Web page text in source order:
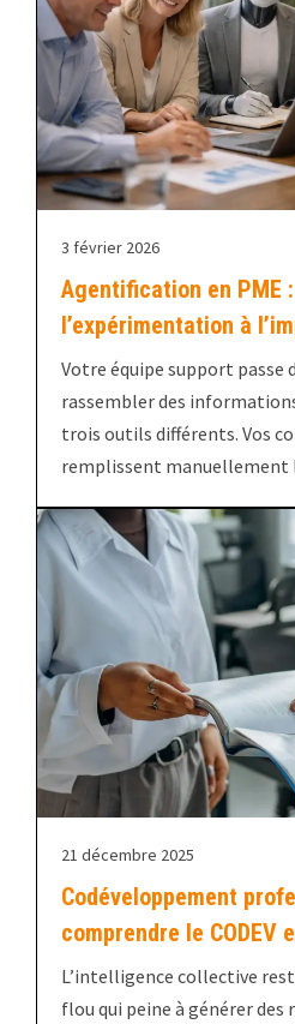
3 février 2026
Agentification en PME
l’expérimentation à
Votre équipe support passe
rassembler des
trois outils différents. Vos
remplissent manuellement
21 décembre 2025
Codéveloppement
comprendre le CODEV
L’intelligence collective
flou qui peine à générer